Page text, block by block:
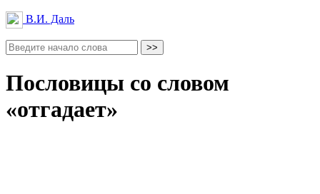
В.И. Даль
Пословицы со словом
«отгадает»